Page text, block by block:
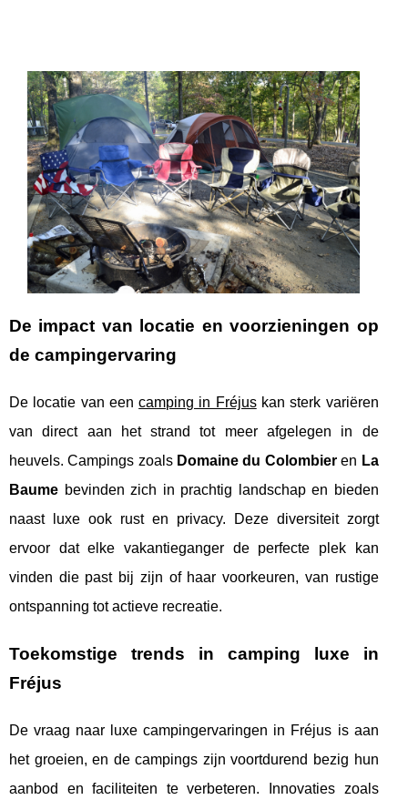
De impact van locatie en voorzieningen op
de campingervaring
De locatie van eencamping in Fréjuskan sterk variëren
van direct aan het strand tot meer afgelegen in de
heuvels. Campings zoals Domaine du Colombieren La
Baume bevinden zich in prachtig landschap en bieden
naast luxe ook rust en privacy. Deze diversiteit zorgt
ervoor dat elke vakantieganger de perfecte plek kan
vinden die past bij zijn of haar voorkeuren, van rustige
ontspanning tot actieve recreatie.
Toekomstige trends in camping luxe in
Fréjus
De vraag naar luxe campingervaringen in Fréjus is aan
het groeien, en de campings zijn voortdurend bezig hun
aanbod en faciliteiten te verbeteren. Innovaties zoals